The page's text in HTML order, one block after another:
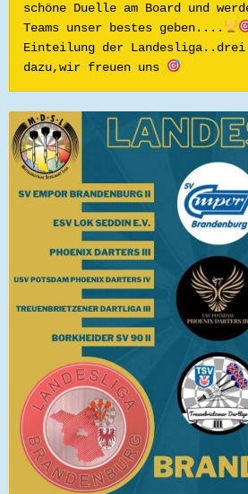
schöne Duelle am Board und
Teams unser bestes geben....
Einteilung der Landesliga..drei
dazu,wir freuen uns